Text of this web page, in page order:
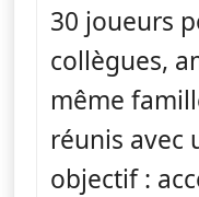
30 joueurs
collègues,
même
réunis avec
objectif :